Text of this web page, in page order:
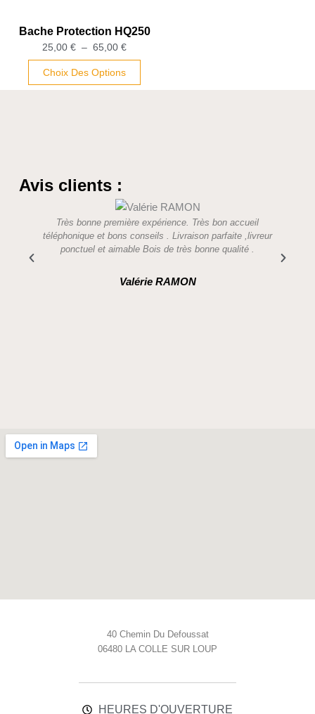
Bache Protection HQ250
25,00€ – 65,00€
à
65,00 €
Choix Des Options
plusieurs
variations.
Les
options
page
Avis clients :
Très bonne première expérience. Très bon accueil
téléphonique et bons conseils . Livraison parfaite ,livreur
ponctuel et aimable Bois de très bonne qualité .
Valérie RAMON
40 Chemin Du Defoussat
06480 LA COLLE SUR LOUP
HEURES D'OUVERTURE